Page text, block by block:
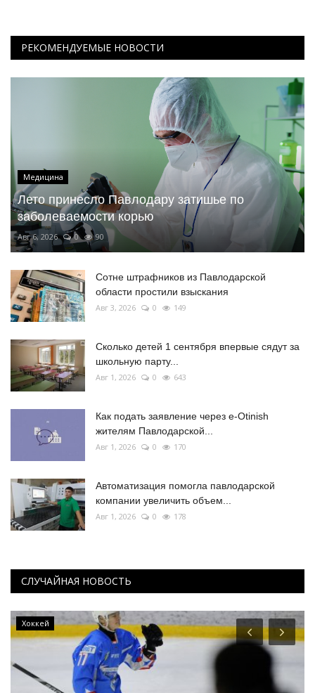
РЕКОМЕНДУЕМЫЕ НОВОСТИ
Медицина
Лето принесло Павлодару затишье по
заболеваемости корью
Авг 6, 2026 0 90
Сотне штрафников из Павлодарской
области простили взыскания
Авг 3, 2026 0 149
Сколько детей 1 сентября впервые сядут за
школьную парту...
Авг 1, 2026 0 643
Как подать заявление через e-Otinish
жителям Павлодарской...
Авг 1, 2026 0 170
Автоматизация помогла павлодарской
компании увеличить объем...
Авг 1, 2026 0 178
СЛУЧАЙНАЯ НОВОСТЬ
Хоккей